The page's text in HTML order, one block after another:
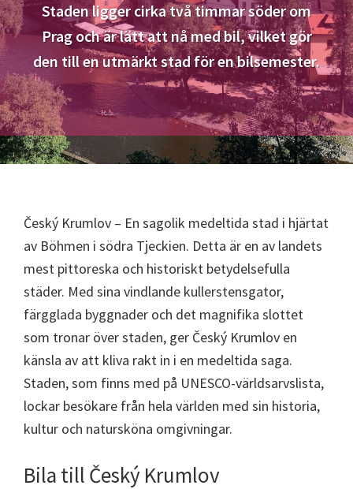
Staden ligger cirka två timmar söder om
Prag och är lätt att nå med bil, vilket gör
den till en utmärkt stad för en bilsemester.
Český Krumlov – En sagolik medeltida stad i hjärtat
av Böhmen i södra Tjeckien. Detta är en av landets
mest pittoreska och historiskt betydelsefulla
städer. Med sina vindlande kullerstensgator,
färgglada byggnader och det magnifika slottet
som tronar över staden, ger Český Krumlov en
känsla av att kliva rakt in i en medeltida saga.
Staden, som finns med på UNESCO-världsarvslista,
lockar besökare från hela världen med sin historia,
kultur och natursköna omgivningar.
Bila till Český Krumlov